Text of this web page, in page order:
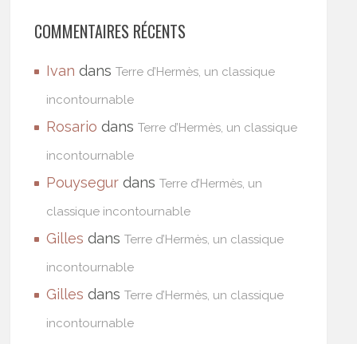
COMMENTAIRES RÉCENTS
Ivan dansTerre d’Hermès, un classique
incontournable
Rosario dansTerre d’Hermès, un classique
incontournable
Pouysegur dansTerre d’Hermès, un
classique incontournable
Gilles dansTerre d’Hermès, un classique
incontournable
Gilles dansTerre d’Hermès, un classique
incontournable